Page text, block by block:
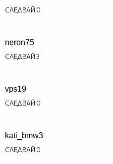
СЛЕДВАЙ 0
neron75
СЛЕДВАЙ3
vps19
СЛЕДВАЙ 0
kati_bmw3
СЛЕДВАЙ 0